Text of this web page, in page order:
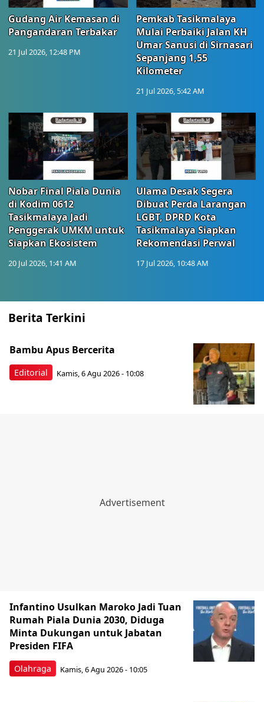
Gudang Air Kemasan di
Pangandaran Terbakar
21 Jul 2026, 12:48 PM
Pemkab Tasikmalaya
Mulai Perbaiki Jalan KH
Umar Sanusi di Sirnasari
Sepanjang 1,55
Kilometer
21 Jul 2026, 5:42 AM
Nobar Final Piala Dunia
di Kodim 0612
Tasikmalaya Jadi
Penggerak UMKM untuk
Siapkan Ekosistem
20 Jul 2026, 1:41 AM
Ulama Desak Segera
Dibuat Perda Larangan
LGBT, DPRD Kota
Tasikmalaya Siapkan
Rekomendasi Perwal
17 Jul 2026, 10:48 AM
Berita Terkini
Editorial
Bambu Apus Bercerita
Kamis, 6 Agu 2026 - 10:08
Olahraga
Infantino Usulkan Maroko Jadi Tuan
Rumah Piala Dunia 2030, Diduga
Minta Dukungan untuk Jabatan
Presiden FIFA
Kamis, 6 Agu 2026 - 10:05